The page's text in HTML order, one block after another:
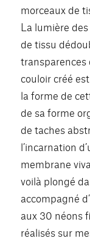
morceaux de
La lumière
de tissu
transparences
couloir créé
la forme de
de sa forme
de taches
l’incarnation
membrane
voilà plongé
accompagné
aux 30 néons
réalisés sur